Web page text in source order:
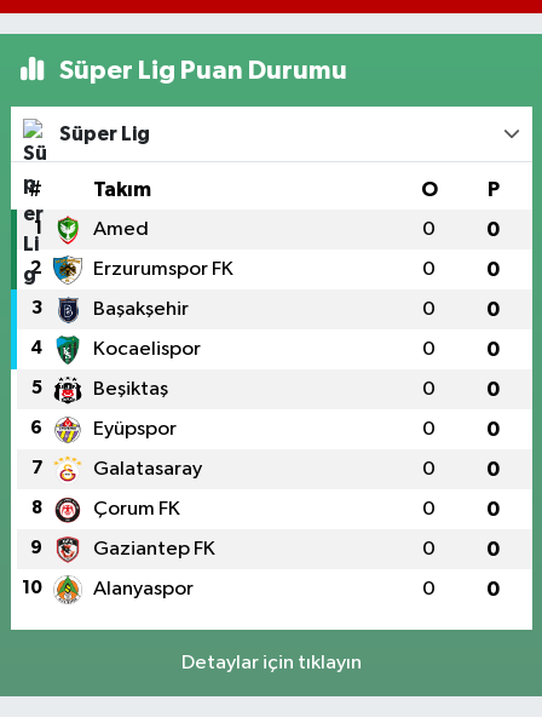
Süper Lig Puan Durumu
Süper Lig
# Takım O P
1 Amed 0 0
2 Erzurumspor FK 0 0
3 Başakşehir 0 0
4 Kocaelispor 0 0
5 Beşiktaş 0 0
6 Eyüpspor 0 0
7 Galatasaray 0 0
8 Çorum FK 0 0
9 Gaziantep FK 0 0
10 Alanyaspor 0 0
Detaylar için tıklayın